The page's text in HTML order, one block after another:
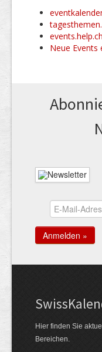
events.help.ch
Neue Events
Hier finden Sie
Bereichen.